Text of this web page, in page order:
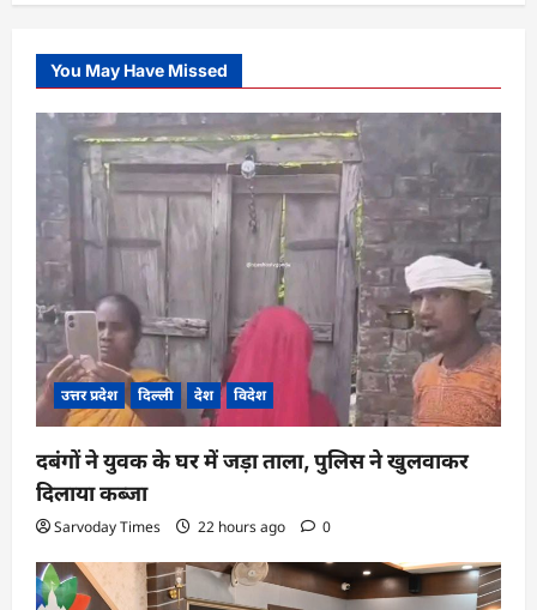
You May Have Missed
उत्तर प्रदेश दिल्ली देश विदेश
दबंगों ने युवक के घर में जड़ा ताला, पुलिस ने खुलवाकर
दिलाया कब्जा
Sarvoday Times 22 hours ago 0